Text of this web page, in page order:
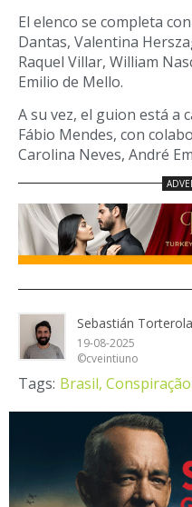
El elenco se completa
Dantas, Valentina
Raquel Villar, William
Emilio de Mello.
A su vez, el guion está a
Fábio Mendes, con
Carolina Neves, André
Sebastián Torterola
19-08-2025
©cveintiuno
Tags: Brasil,